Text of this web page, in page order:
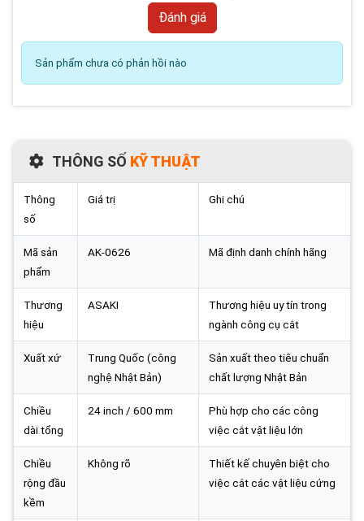
Sản phẩm chưa có phản hồi nào
THÔNG SỐ KỸ THUẬT
Thông
số
Giá trị Ghi chú
Mã sản
phẩm
AK-0626 Mã định danh chính hãng
Thương
hiệu
ASAKI
Thương hiệu uy tín trong
ngành công cụ cắt
Xuất xứ
Trung Quốc (công
nghệ Nhật Bản)
Sản xuất theo tiêu chuẩn
chất lượng Nhật Bản
Chiều
dài tổng
24 inch / 600 mm
Phù hợp cho các công
việc cắt vật liệu lớn
Chiều
rộng đầu
kềm
Không rõ
Thiết kế chuyên biệt cho
việc cắt các vật liệu cứng